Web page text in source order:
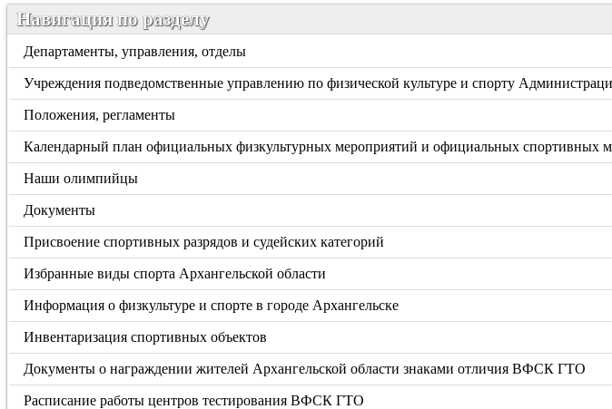
Навигация по разделу
Департаменты, управления, отделы
Учреждения подведомственные управлению по физической культуре и спорту
Положения, регламенты
Календарный план официальных физкультурных мероприятий и официальных спортивных
Наши олимпийцы
Документы
Присвоение спортивных разрядов и судейских категорий
Избранные виды спорта Архангельской области
Информация о физкультуре и спорте в городе Архангельске
Инвентаризация спортивных объектов
Документы о награждении жителей Архангельской области знаками отличия ВФСК ГТО
Расписание работы центров тестирования ВФСК ГТО